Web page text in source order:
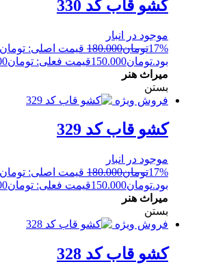
کشو قاب کد 330
موجود در انبار
17%تومان180.000
بود.تومان150.000قیمت فعلی: تومان150.000.
میراث هنر
بستن
فروش ویژه
کشو قاب کد 329
موجود در انبار
17%تومان180.000
بود.تومان150.000قیمت فعلی: تومان150.000.
میراث هنر
بستن
فروش ویژه
کشو قاب کد 328